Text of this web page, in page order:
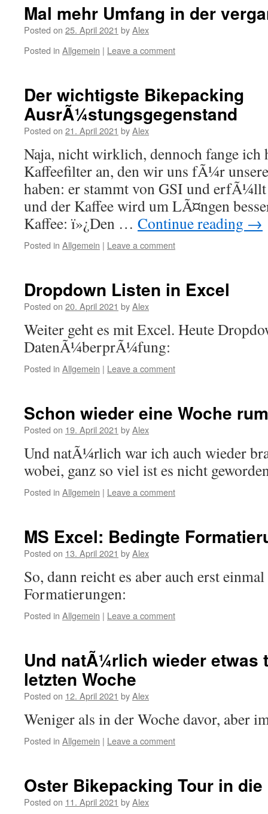
Mal mehr Umfang in der
Posted on 25. April 2021 byAlex
Posted in Allgemein | Leave a comment
Der wichtigste Bikepacking
AusrÃ¼stungsgegenstand
Posted on 21. April 2021 byAlex
Naja, nicht wirklich, dennoch fange ich
Kaffeefilter an, den wir uns fÃ¼r
haben: er stammt von GSI und
und der Kaffee wird um LÃ¤ngen
Kaffee: ï»¿Den … Continue reading →
Posted in Allgemein | Leave a comment
Dropdown Listen in Excel
Posted on 20. April 2021 byAlex
Weiter geht es mit Excel. Heute
DatenÃ¼berprÃ¼fung:
Posted in Allgemein | Leave a comment
Schon wieder eine Woche rum
Posted on 19. April 2021 byAlex
Und natÃ¼rlich war ich auch wieder
wobei, ganz so viel ist es nicht
Posted in Allgemein | Leave a comment
MS Excel: Bedingte
Posted on 13. April 2021 byAlex
So, dann reicht es aber auch erst
Formatierungen:
Posted in Allgemein | Leave a comment
Und natÃ¼rlich wieder etwas
letzten Woche
Posted on 12. April 2021 byAlex
Weniger als in der Woche davor, aber
Posted in Allgemein | Leave a comment
Oster Bikepacking Tour in
Posted on 11. April 2021 byAlex